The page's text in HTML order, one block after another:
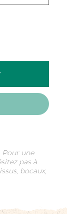
Pour une
pas à
bocaux,